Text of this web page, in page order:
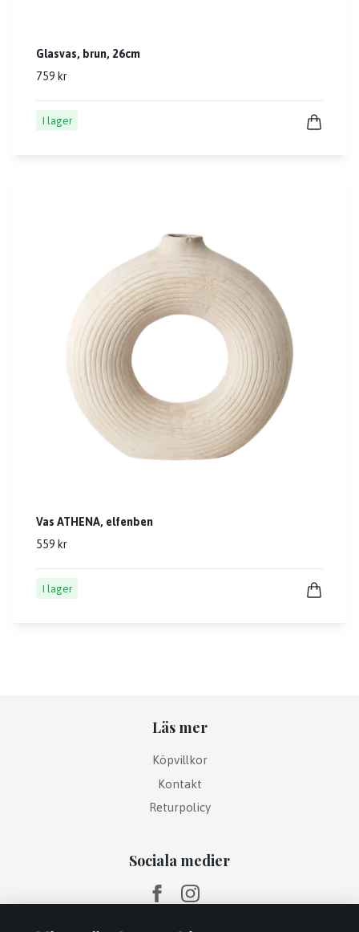
Glasvas, brun, 26cm
759 kr
I lager
Vas ATHENA, elfenben
559 kr
I lager
Läs mer
Köpvillkor
Kontakt
Returpolicy
Sociala medier